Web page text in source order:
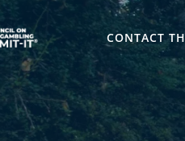
CONTACT